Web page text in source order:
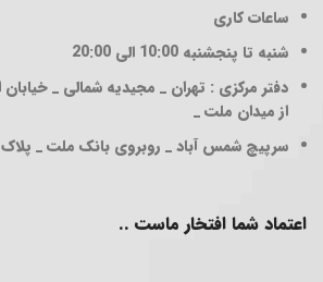
ساعات کاری
شنبه تا پنجشنبه 10:00 الی 20:00
دفتر مرکزی : تهران _ مجیدیه شمالی _ خیابان
از میدان ملت _
سرپیچ شمس آباد _ روبروی بانک ملت _ پلاک 2 واحد 2
اعتماد شما افتخار ماست ..